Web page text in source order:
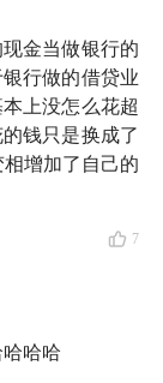
的年费
办那么多信用
享受这个过
金当做银行的
行做的借贷业
上没怎么花超
钱只是换成了
增加了自己的
7
哈哈